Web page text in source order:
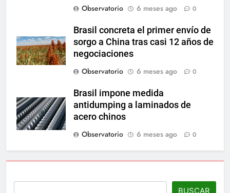
Observatorio
6 meses ago 0
Brasil concreta el primer envío de
sorgo a China tras casi 12 años de
negociaciones
Observatorio
6 meses ago 0
Brasil impone medida
antidumping a laminados de
acero chinos
Observatorio
6 meses ago 0
BUSCAR